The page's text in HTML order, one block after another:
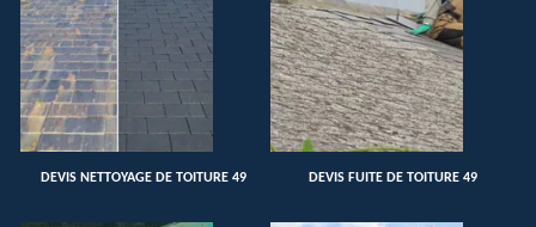
DEVIS NETTOYAGE DE TOITURE 49 DEVIS FUITE DE TOITURE 49